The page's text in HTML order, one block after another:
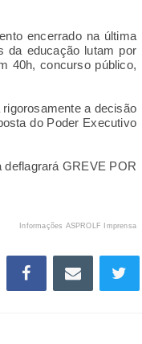
encerrado na última
da educação lutam por
40h, concurso público,
a decisão
do Poder Executivo
GREVE POR
Informações ASPROLF Imprensa